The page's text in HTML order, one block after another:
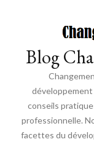
Blog
conseils
professionnelle.
facettes du